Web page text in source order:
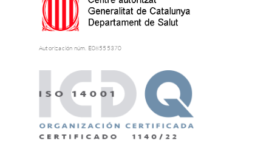
Autorización núm. E08555370